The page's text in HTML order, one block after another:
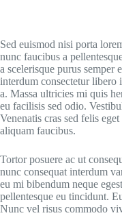
Sed euismod nisi porta
nunc faucibus a
a scelerisque purus semper
interdum consectetur libero
a. Massa ultricies mi quis
eu facilisis sed odio.
Venenatis cras sed felis
aliquam faucibus.
Tortor posuere ac ut
nunc consequat interdum
eu mi bibendum neque
pellentesque eu tincidunt.
Nunc vel risus commodo